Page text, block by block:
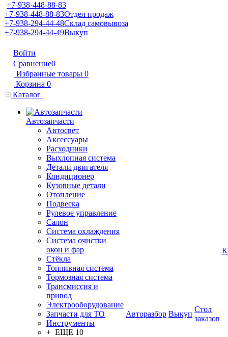
+7-938-448-88-83
+7-938-448-88-83Отдел продаж
+7-938-294-44-48Склад самовывоза
+7-938-294-44-49Выкуп
Войти
Сравнение0
Избранные товары 0
Корзина 0
Каталог
Автозапчасти
Автосвет
Аксессуары
Расходники
Выхлопная система
Детали двигателя
Кондиционер
Кузовные детали
Отопление
Подвеска
Рулевое управление
Салон
Система охлаждения
Система очистки
окон и фар
Стёкла
Топливная система
Тормозная система
Трансмиссия и
привод
Электрооборудование
Запчасти для ТО
Инструменты
+ ЕЩЕ 10
Авторазбор Выкуп
Стол
заказов